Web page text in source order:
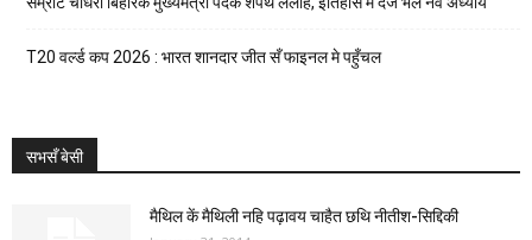
T20 वर्ल्ड कप 2026 : भारत शानदार जीत सँ फाइनल मे पहुँचल
सभसँ बेसी
मैथिल कें मैथिली नहि पढ़ावय चाहैत छथि नीतीश-सिद्दिकी